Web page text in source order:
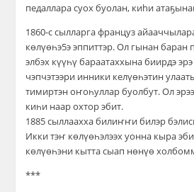
педаллара суох буолан, киhи
1860-с сылларга француз
көлүөһэ5э эппиттэр. Ол гынан баран
элбэх күүһү бараатаххына биирдэ
чэпчэтээри инники келүөһэтин
тимиртэн оҥоһуллар буолбут. Ол
киһи наар охтор эбит.
1885 сыллаахха билиҥҥи билэр
Икки тэҥ көлүөһэлээх уонна кыра
көлүөһэни кытта сыап нөнүө
***